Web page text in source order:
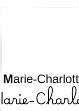
Marie-
Marie-